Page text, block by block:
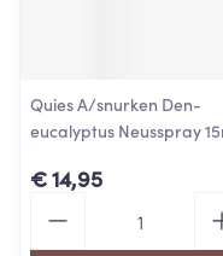
Quies A/snurken Den-
eucalyptus Neusspray
€ 14,95